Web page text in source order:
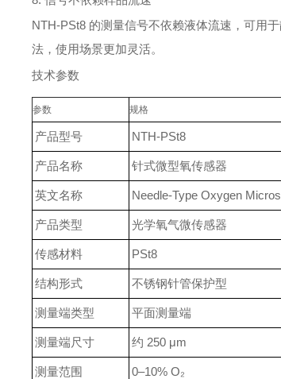
NTH-PSt8 的测量信号不依赖液体流速，可用
法，使用场景更加灵活。
技术参数
参数 规格
产品型号 NTH-PSt8
产品名称 针式微型氧传感器
英文名称 Needle-Type Oxygen
产品类型 光学氧气微传感器
传感材料 PSt8
结构形式 不锈钢针管保护型
测量端类型 平面测量端
测量端尺寸 约 250 μm
测量范围 0–10% O₂